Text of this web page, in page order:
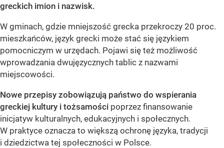
greckich imion i nazwisk.
W gminach, gdzie mniejszość grecka przekroczy 20 proc.
mieszkańców, język grecki może stać się językiem
pomocniczym w urzędach. Pojawi się też możliwość
wprowadzania dwujęzycznych tablic z nazwami
miejscowości.
Nowe przepisy zobowiązują państwo do wspierania
greckiej kultury i tożsamości poprzez finansowanie
inicjatyw kulturalnych, edukacyjnych i społecznych.
W praktyce oznacza to większą ochronę języka, tradycji
i dziedzictwa tej społeczności w Polsce.